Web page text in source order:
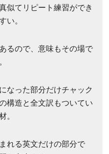
似てリピート練習ができ
い。
るので、意味もその場で
なった部分だけチャック
構造と全文訳もついてい
。
れる英文だけの部分で